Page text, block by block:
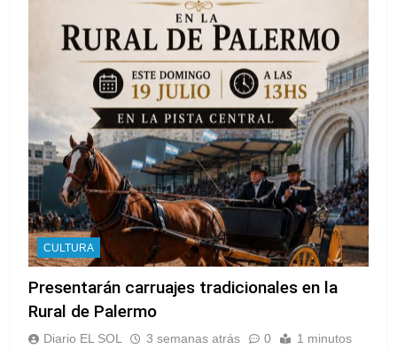
CULTURA
Presentarán carruajes tradicionales en la
Rural de Palermo
Diario EL SOL 3 semanas atrás 0 1 minutos